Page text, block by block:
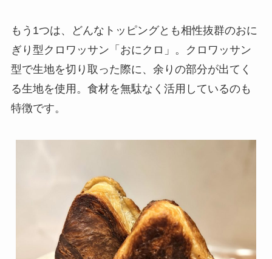
もう1つは、どんなトッピングとも相性抜群のおに
ぎり型クロワッサン「おにクロ」。クロワッサン
型で生地を切り取った際に、余りの部分が出てく
る生地を使用。食材を無駄なく活用しているのも
特徴です。